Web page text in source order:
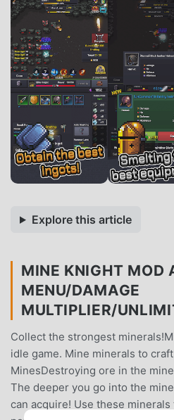
Explore this article
MINE KNIGHT MOD
MENU/DAMAGE
MULTIPLIER/
Collect the strongest
idle game. Mine minerals to
MinesDestroying ore in the
The deeper you go into the
can acquire! Use these